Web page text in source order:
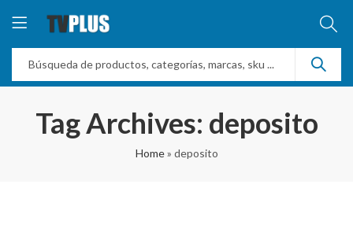
Tag Archives: deposito
Home» deposito